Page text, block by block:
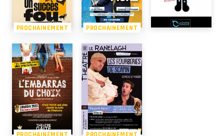
PROCHAINEMENT PROCHAINEMENT
PROCHAINEMENT PROCHAINEMENT